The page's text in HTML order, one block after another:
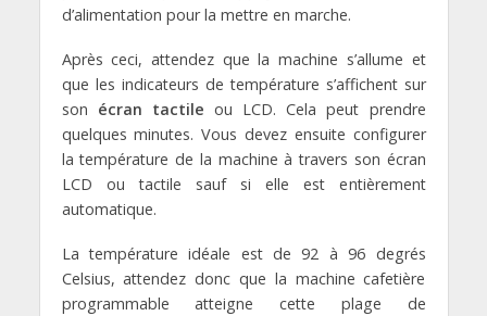
d’alimentation pour la mettre en marche.
Après ceci, attendez que la machine s’allume et
que les indicateurs de température s’affichent sur
son écran tactile ou LCD. Cela peut prendre
quelques minutes. Vous devez ensuite configurer
la température de la machine à travers son écran
LCD ou tactile sauf si elle est entièrement
automatique.
La température idéale est de 92 à 96 degrés
Celsius, attendez donc que la machine cafetière
programmable atteigne cette plage de